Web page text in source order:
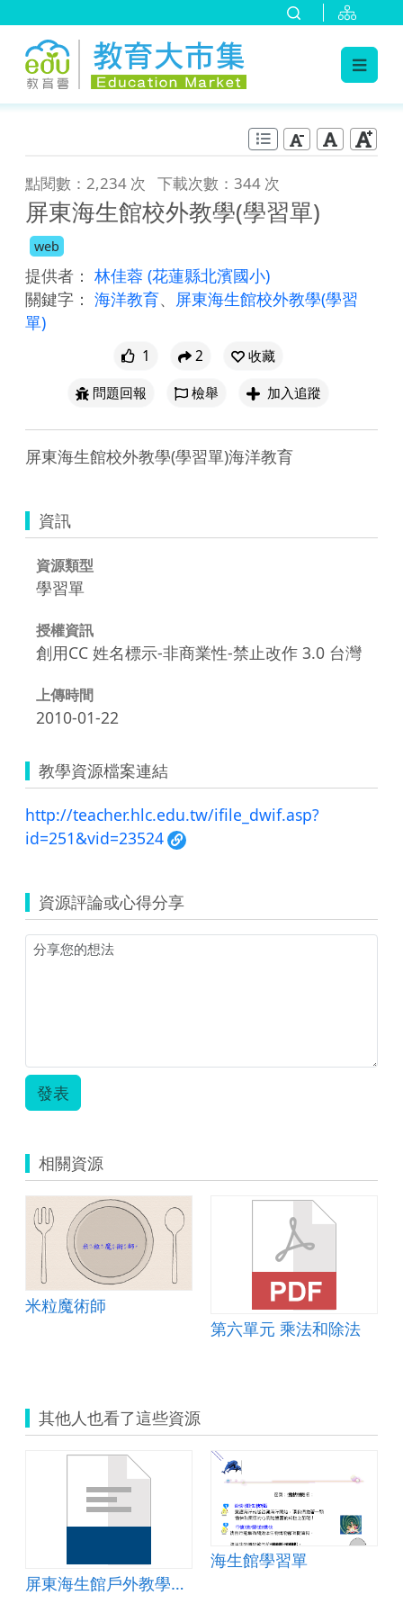
點閱數：2,234 次 下載次數：344 次
屏東海生館校外教學(學習單)
web
提供者： 林佳蓉 (花蓮縣北濱國小)
關鍵字： 海洋教育、 屏東海生館校外教學(學習
單)
1 2
收藏
問題回報
檢舉 加入追蹤
屏東海生館校外教學(學習單)海洋教育
資訊
資源類型
學習單
授權資訊
創用CC 姓名標示-非商業性-禁止改作 3.0 台灣
上傳時間
2010-01-22
教學資源檔案連結
http://teacher.hlc.edu.tw/ifile_dwif.asp?
id=251&vid=23524
資源評論或心得分享
發表
相關資源
米粒魔術師
第六單元 乘法和除法
其他人也看了這些資源
屏東海生館戶外教學學習單
海生館學習單